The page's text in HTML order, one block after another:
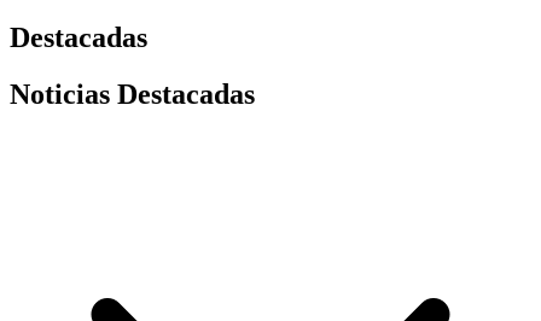
Destacadas
Noticias Destacadas